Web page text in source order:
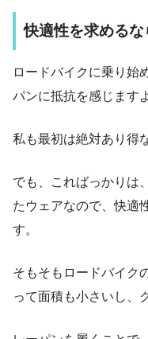
快適性を求める
ロードバイクに乗り始
パンに抵抗を感じます
私も最初は絶対あり得
でも、こればっかりは
たウェアなので、快適
す。
そもそもロードバイク
って面積も小さいし、